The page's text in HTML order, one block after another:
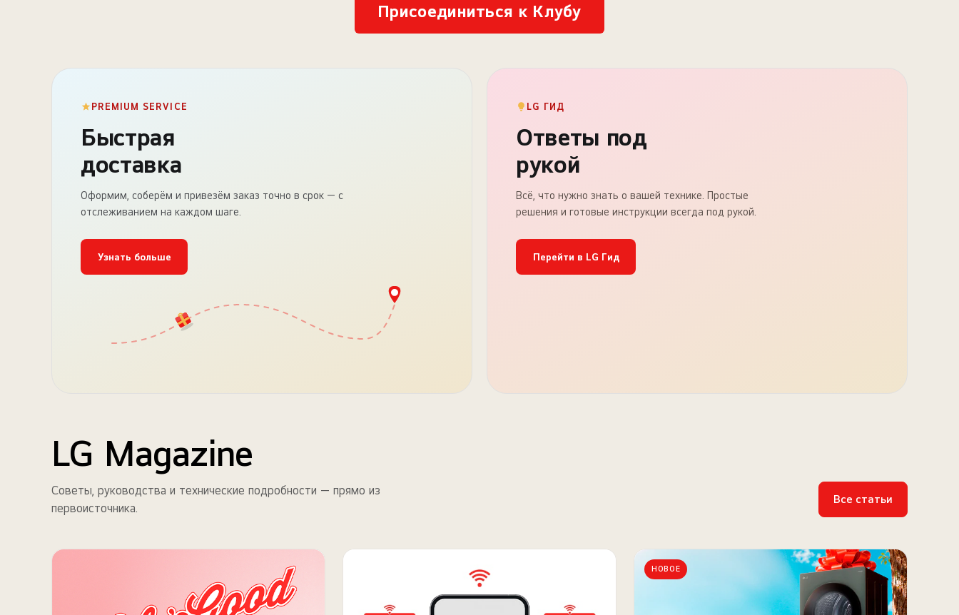
Присоединиться к Клубу
PREMIUM SERVICE
Быстрая
доставка
Оформим, соберём и привезём заказ точно в срок — с
отслеживанием на каждом шаге.
Узнать больше
LG ГИД
Ответы под
рукой
Всё, что нужно знать о вашей технике. Простые
решения и готовые инструкции всегда под рукой.
Перейти в LG Гид
LG Magazine
Советы, руководства и технические подробности — прямо из
первоисточника.
Все статьи
НОВОЕ